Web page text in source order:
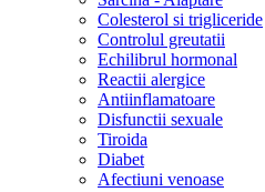
Colesterol si trigliceride
Controlul greutatii
Echilibrul hormonal
Reactii alergice
Antiinflamatoare
Disfunctii sexuale
Tiroida
Diabet
Afectiuni venoase